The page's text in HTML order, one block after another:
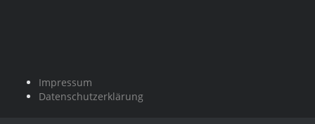
Impressum
Datenschutzerklärung